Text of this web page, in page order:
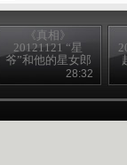
《真相》
20121121 “星
爷”和他的星女郎
28:32